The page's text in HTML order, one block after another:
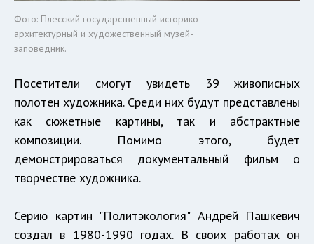
Фото: Плесский государственный историко-
архитектурный и художественный музей-
заповедник.
Посетители смогут увидеть 39 живописных
полотен художника. Среди них будут представлены
как сюжетные картины, так и абстрактные
композиции. Помимо этого, будет
демонстрироваться документальный фильм о
творчестве художника.
Серию картин "Политэкология" Андрей Пашкевич
создал в 1980-1990 годах. В своих работах он